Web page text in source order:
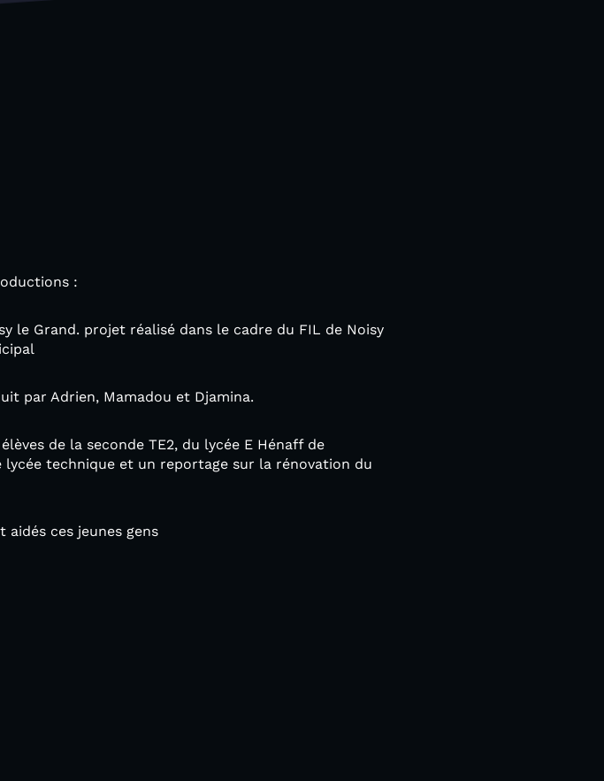
:
le Grand. projet réalisé dans le cadre du FIL de Noisy
par Adrien, Mamadou et Djamina.
de la seconde TE2, du lycée E Hénaff de
lycée technique et un reportage sur la rénovation du
ces jeunes gens